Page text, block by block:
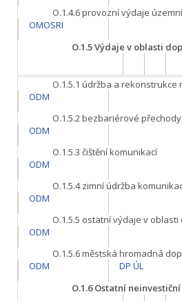
O.1.4.6provozní výdaje
OMOSRI
O.1.5Výdaje v oblasti
O.1.5.1 údržba a rekonstrukce
ODM
O.1.5.2bezbariérové
ODM
O.1.5.3 čištění komunikací
ODM
O.1.5.4zimní údržba
ODM
O.1.5.5 ostatní výdaje v oblasti
ODM
O.1.5.6městská hromadná
ODM
DP ÚL
O.1.6Ostatní